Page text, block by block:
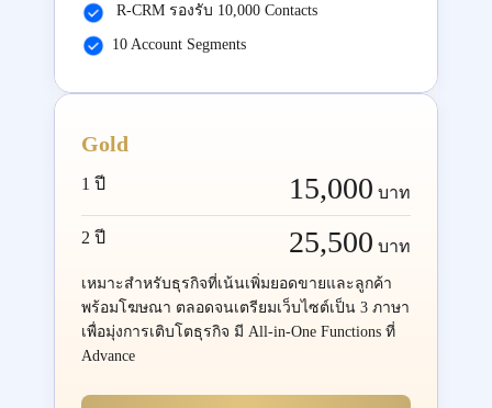
R-CRM รองรับ 10,000 Contacts
10 Account Segments
Gold
1 ปี 15,000 บาท
2 ปี 25,500 บาท
เหมาะสำหรับธุรกิจที่เน้นเพิ่มยอดขายและลูกค้า
พร้อมโฆษณา ตลอดจนเตรียมเว็บไซต์เป็น 3 ภาษา
เพื่อมุ่งการเติบโตธุรกิจ มี All-in-One Functions ที่
Advance